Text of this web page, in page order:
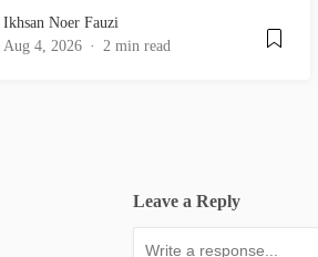
Ikhsan Noer Fauzi
Aug 4, 2026
2 min read
Leave a Reply